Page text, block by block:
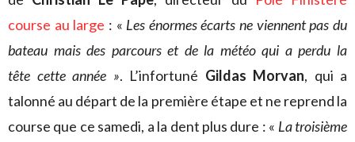
course au large : « Les énormes écarts ne viennent pas du
bateau mais des parcours et de la météo qui a perdu la
tête cette année ». L’infortuné Gildas Morvan, qui a
talonné au départ de la première étape et ne reprend la
course que ce samedi, a la dent plus dure : « La troisième